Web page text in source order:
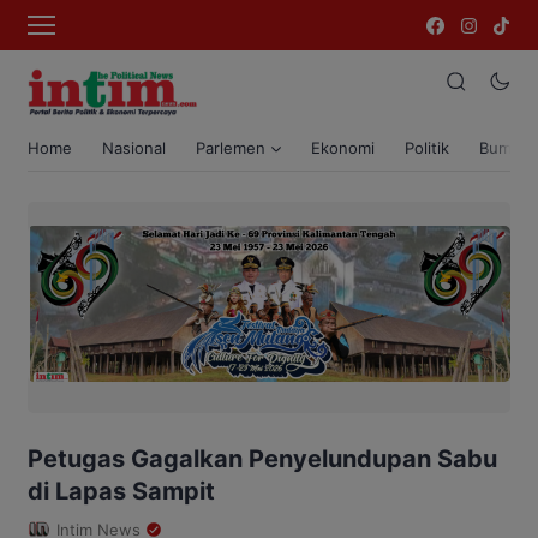
Home Nasional Parlemen Ekonomi Politik Bumi
Petugas Gagalkan Penyelundupan Sabu
di Lapas Sampit
Intim News